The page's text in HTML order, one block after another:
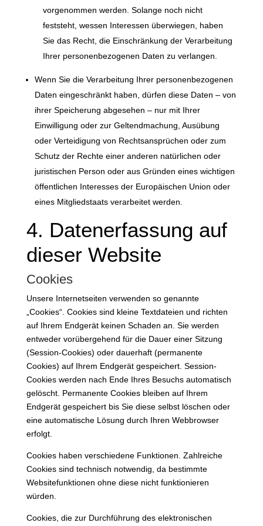
vorgenommen werden. Solange noch nicht
feststeht, wessen Interessen überwiegen, haben
Sie das Recht, die Einschränkung der Verarbeitung
Ihrer personenbezogenen Daten zu verlangen.
Wenn Sie die Verarbeitung Ihrer personenbezogenen
Daten eingeschränkt haben, dürfen diese Daten – von
ihrer Speicherung abgesehen – nur mit Ihrer
Einwilligung oder zur Geltendmachung, Ausübung
oder Verteidigung von Rechtsansprüchen oder zum
Schutz der Rechte einer anderen natürlichen oder
juristischen Person oder aus Gründen eines wichtigen
öffentlichen Interesses der Europäischen Union oder
eines Mitgliedstaats verarbeitet werden.
4. Datenerfassung auf
dieser Website
Cookies
Unsere Internetseiten verwenden so genannte
„Cookies“. Cookies sind kleine Textdateien und richten
auf Ihrem Endgerät keinen Schaden an. Sie werden
entweder vorübergehend für die Dauer einer Sitzung
(Session-Cookies) oder dauerhaft (permanente
Cookies) auf Ihrem Endgerät gespeichert. Session-
Cookies werden nach Ende Ihres Besuchs automatisch
gelöscht. Permanente Cookies bleiben auf Ihrem
Endgerät gespeichert bis Sie diese selbst löschen oder
eine automatische Lösung durch Ihren Webbrowser
erfolgt.
Cookies haben verschiedene Funktionen. Zahlreiche
Cookies sind technisch notwendig, da bestimmte
Websitefunktionen ohne diese nicht funktionieren
würden.
Cookies, die zur Durchführung des elektronischen